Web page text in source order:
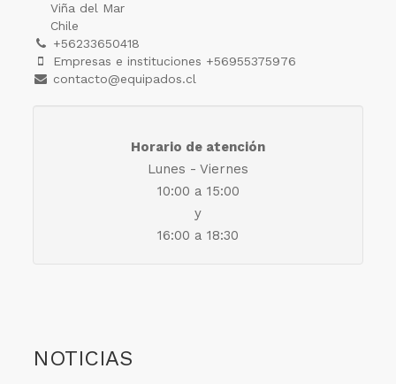
Viña del Mar
Chile
+56233650418
Empresas e instituciones +56955375976
contacto@equipados.cl
Horario de atención
Lunes - Viernes
10:00 a 15:00
y
16:00 a 18:30
NOTICIAS